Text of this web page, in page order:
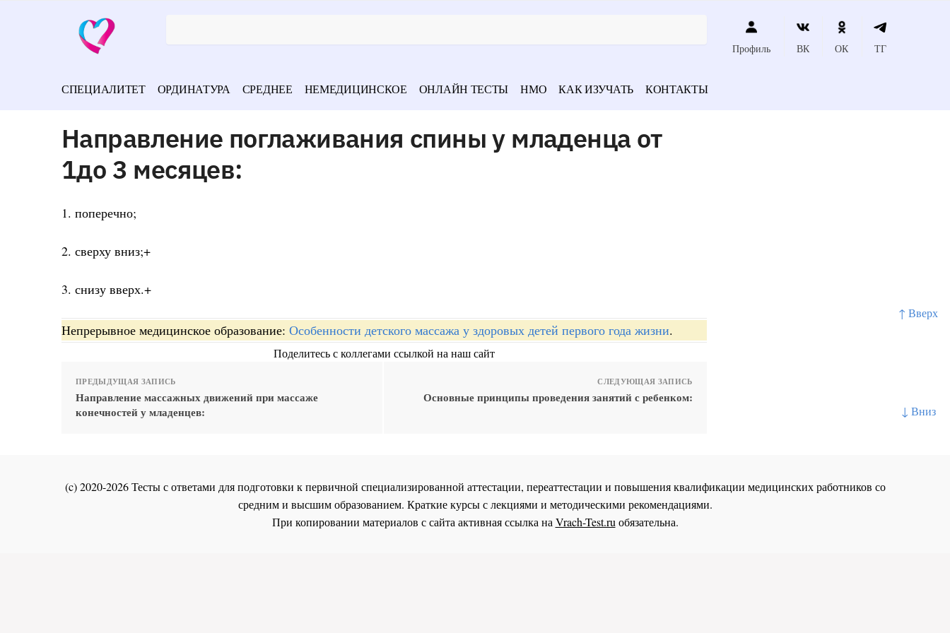
↑ Вверх
↓ Вниз
Профиль ВК ОК ТГ
СПЕЦИАЛИТЕТ ОРДИНАТУРА СРЕДНЕЕ НЕМЕДИЦИНСКОЕ ОНЛАЙН ТЕСТЫ НМО КАК ИЗУЧАТЬ КОНТАКТЫ
Направление поглаживания спины у младенца от
1до 3 месяцев:
1. поперечно;
2. сверху вниз;+
3. снизу вверх.+
Непрерывное медицинское образование: Особенности детского массажа у здоровых детей первого года жизни.
Поделитесь с коллегами ссылкой на наш сайт
ПРЕДЫДУЩАЯ ЗАПИСЬ
Направление массажных движений при массаже
конечностей у младенцев:
СЛЕДУЮЩАЯ ЗАПИСЬ
Основные принципы проведения занятий с ребенком:
(c) 2020-2026 Тесты с ответами для подготовки к первичной специализированной аттестации, переаттестации и повышения квалификации медицинских работников со
средним и высшим образованием. Краткие курсы с лекциями и методическими рекомендациями.
При копировании материалов с сайта активная ссылка на Vrach-Test.ru обязательна.